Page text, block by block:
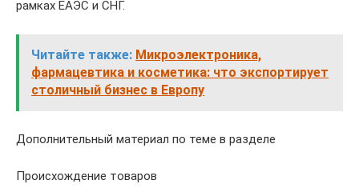
рамках ЕАЭС и СНГ.
Читайте также: Микроэлектроника,
фармацевтика и косметика: что экспортирует
столичный бизнес в Европу
Дополнительный материал по теме в разделе
Происхождение товаров